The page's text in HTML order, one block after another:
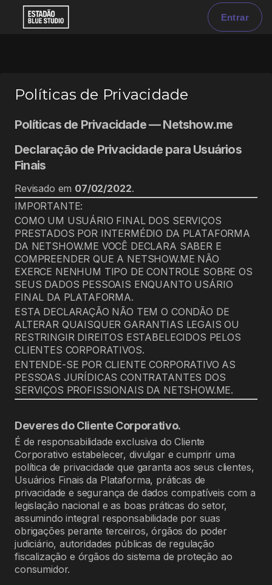
Entrar
Políticas de Privacidade
Políticas de Privacidade — Netshow.me
Declaração de Privacidade para Usuários
Finais
Revisado em 07/02/2022.
IMPORTANTE:
COMO UM USUÁRIO FINAL DOS SERVIÇOS
PRESTADOS POR INTERMÉDIO DA PLATAFORMA
DA NETSHOW.ME VOCÊ DECLARA SABER E
COMPREENDER QUE A NETSHOW.ME NÃO
EXERCE NENHUM TIPO DE CONTROLE SOBRE OS
SEUS DADOS PESSOAIS ENQUANTO USÁRIO
FINAL DA PLATAFORMA.
ESTA DECLARAÇÃO NÃO TEM O CONDÃO DE
ALTERAR QUAISQUER GARANTIAS LEGAIS OU
RESTRINGIR DIREITOS ESTABELECIDOS PELOS
CLIENTES CORPORATIVOS.
ENTENDE-SE POR CLIENTE CORPORATIVO AS
PESSOAS JURÍDICAS CONTRATANTES DOS
SERVIÇOS PROFISSIONAIS DA NETSHOW.ME.
Deveres do Cliente Corporativo.
É de responsabilidade exclusiva do Cliente
Corporativo estabelecer, divulgar e cumprir uma
política de privacidade que garanta aos seus clientes,
Usuários Finais da Plataforma, práticas de
privacidade e segurança de dados compatíveis com a
legislação nacional e as boas práticas do setor,
assumindo integral responsabilidade por suas
obrigações perante terceiros, órgãos do poder
judiciário, autoridades públicas de regulação
fiscalização e órgãos do sistema de proteção ao
consumidor.